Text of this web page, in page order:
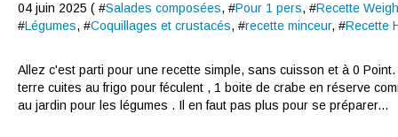
04 juin 2025 ( #Salades composées, #Pour 1 pers, #Recette
#Légumes, #Coquillages et crustacés, #recette minceur, #Recette
Allez c'est parti pour une recette simple, sans cuisson et à 0
terre cuites au frigo pour féculent , 1 boite de crabe en réserve
au jardin pour les légumes . Il en faut pas plus pour se préparer...